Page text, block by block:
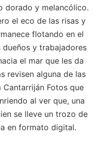
dorado y melancólico.
el eco de las risas y
flotando en el
dueños y trabajadores
el mar que les da
revisen alguna de las
Cantarriján Fotos que
al ver que, una
se lleve un trozo de
en formato digital.